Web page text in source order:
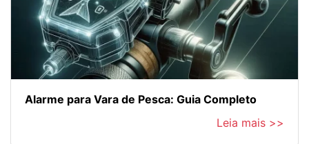
Alarme para Vara de Pesca: Guia Completo
Leia mais >>